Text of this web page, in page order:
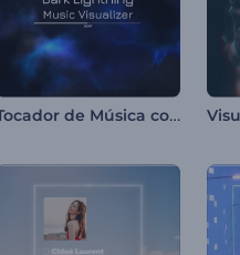
Tocador de Música com Luzes Escuras